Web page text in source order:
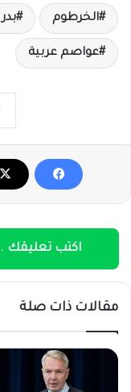
الخرطوم
عواصم عربية
اكتب تعليقك
مقالات ذات صلة